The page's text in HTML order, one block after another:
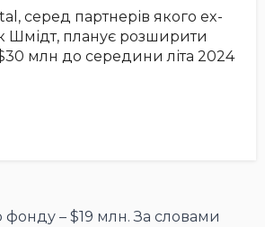
серед партнерів якого ex-
Шмідт, планує розширити
млн до середини літа 2024
фонду – $19 млн. За словами